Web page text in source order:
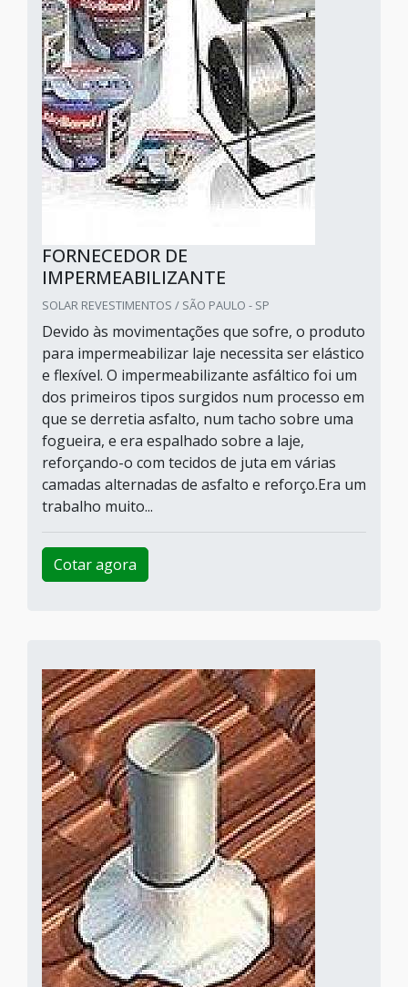
FORNECEDOR DE
IMPERMEABILIZANTE
SOLAR REVESTIMENTOS / SÃO PAULO - SP
Devido às movimentações que sofre, o produto
para impermeabilizar laje necessita ser elástico
e flexível. O impermeabilizante asfáltico foi um
dos primeiros tipos surgidos num processo em
que se derretia asfalto, num tacho sobre uma
fogueira, e era espalhado sobre a laje,
reforçando-o com tecidos de juta em várias
camadas alternadas de asfalto e reforço.Era um
trabalho muito...
Cotar agora